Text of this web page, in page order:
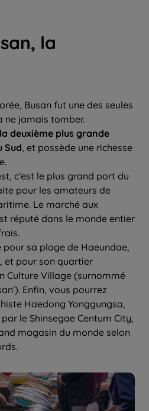
la
Busan fut une des seules
ne jamais tomber.
deuxième plus grande
Sud, et possède une richesse
c'est le plus grand port du
pour les amateurs de
Le marché aux
réputé dans le monde entier
pour sa plage de Haeundae,
et pour son quartier
Culture Village (surnommé
Enfin, vous pourrez
Haedong Yonggungsa,
le Shinsegae Centum City,
magasin du monde selon